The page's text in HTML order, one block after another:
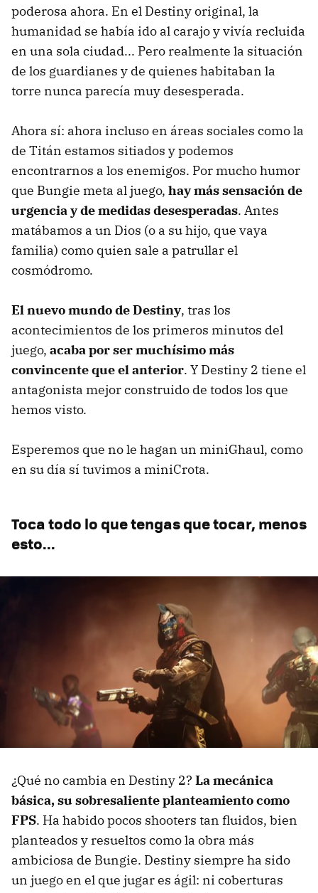
poderosa ahora. En el Destiny original, la
humanidad se había ido al carajo y vivía recluida
en una sola ciudad... Pero realmente la situación
de los guardianes y de quienes habitaban la
torre nunca parecía muy desesperada.
Ahora sí: ahora incluso en áreas sociales como la
de Titán estamos sitiados y podemos
encontrarnos a los enemigos. Por mucho humor
que Bungie meta al juego, hay más sensación de
urgencia y de medidas desesperadas. Antes
matábamos a un Dios (o a su hijo, que vaya
familia) como quien sale a patrullar el
cosmódromo.
El nuevo mundo de Destiny, tras los
acontecimientos de los primeros minutos del
juego, acaba por ser muchísimo más
convincente que el anterior. Y Destiny 2 tiene el
antagonista mejor construido de todos los que
hemos visto.
Esperemos que no le hagan un miniGhaul, como
en su día sí tuvimos a miniCrota.
Toca todo lo que tengas que tocar, menos
esto...
¿Qué no cambia en Destiny 2? La mecánica
básica, su sobresaliente planteamiento como
FPS. Ha habido pocos shooters tan fluidos, bien
planteados y resueltos como la obra más
ambiciosa de Bungie. Destiny siempre ha sido
un juego en el que jugar es ágil: ni coberturas